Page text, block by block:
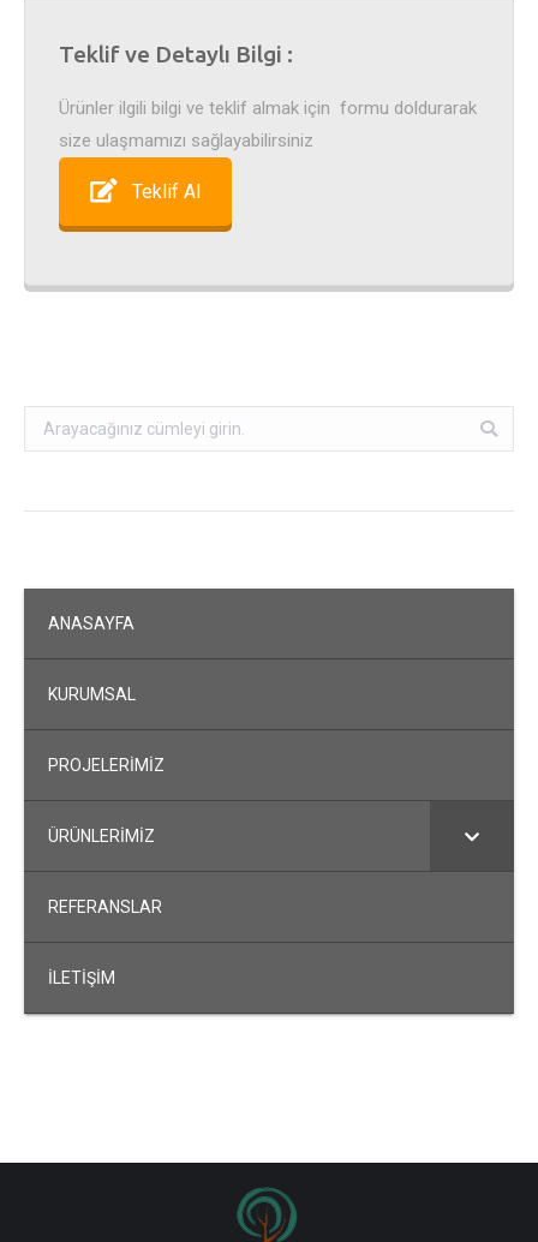
Teklif ve Detaylı Bilgi :
Ürünler ilgili bilgi ve teklif almak için formu doldurarak
size ulaşmamızı sağlayabilirsiniz
Teklif Al
Search:
ANASAYFA
KURUMSAL
PROJELERİMİZ
ÜRÜNLERİMİZ
REFERANSLAR
İLETİŞİM